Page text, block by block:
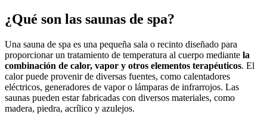
¿Qué son las saunas de spa?
Una sauna de spa es una pequeña sala o recinto diseñado para
proporcionar un tratamiento de temperatura al cuerpo mediante la
combinación de calor, vapor y otros elementos terapéuticos. El
calor puede provenir de diversas fuentes, como calentadores
eléctricos, generadores de vapor o lámparas de infrarrojos. Las
saunas pueden estar fabricadas con diversos materiales, como
madera, piedra, acrílico y azulejos.